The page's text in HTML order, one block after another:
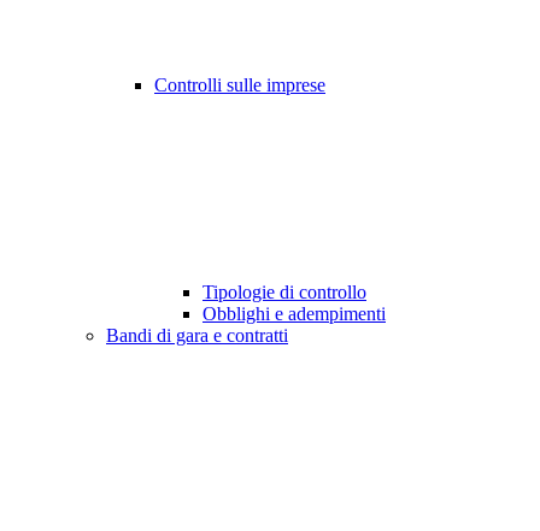
Controlli sulle imprese
Tipologie di controllo
Obblighi e adempimenti
Bandi di gara e contratti